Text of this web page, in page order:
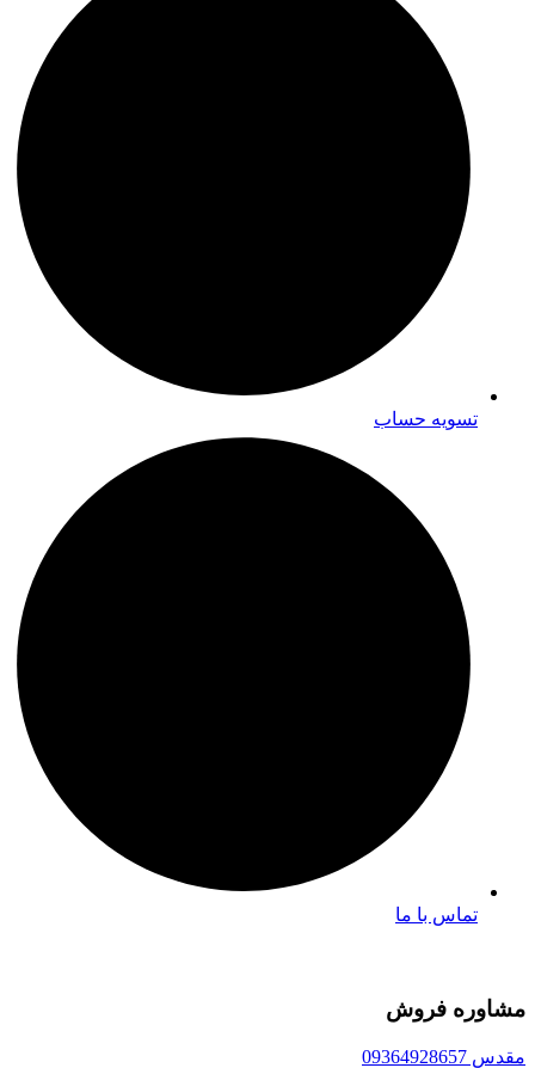
تسویه حساب
تماس با ما
مشاوره فروش
مقدس 09364928657